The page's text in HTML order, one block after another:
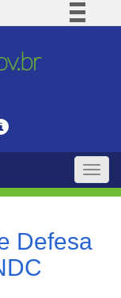
BR
Toggle
Defesa